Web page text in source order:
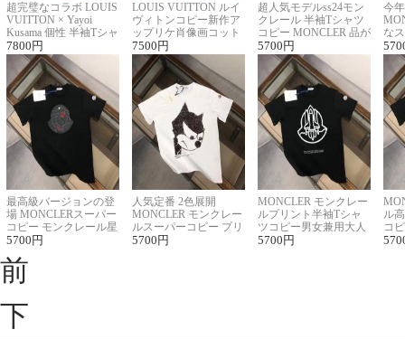
超完璧なコラボ LOUIS
VUITTON × Yayoi
Kusama 個性 半袖Tシャ
ツコピー男女兼用
7800 円
LOUIS VUITTON ルイ
ヴィトンコピー新作ア
ップリケ肖像画コット
ンニット半袖Tシャツ
7500 円
超人気モデルss24モン
クレール 半袖Tシャツ
コピー MONCLER 品が
良く見た目
5700 円
今
な
ル
最高級バージョンの登
場 MONCLERスーパー
コピー モンクレール星
座半袖Tシャツ
5700 円
人気定番 2色展開
MONCLER モンクレー
ルスーパーコピー プリ
ント半袖Tシャツ
5700 円
MONCLER モンクレー
ルプリント半袖Tシャ
ツコピー男女兼用大人
可愛い春夏コーデ
5700 円
ル
コ
ィ
前
下